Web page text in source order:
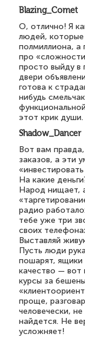
Blazing_Comet
О, отлично! Я
людей, которые
полмиллиона, а
про
просто выйду в
двери
готова к
нибудь
этот крик души.
Shadow_Dancer
Вот вам
заказов, а эти
На какие
Народ нищает,
радио
тебе уже три
своих
Выставляй
Пусть люди
пошарят, ящики
качество — вот
курсы за
проще,
человечески,
найдется. Не
усложняет!